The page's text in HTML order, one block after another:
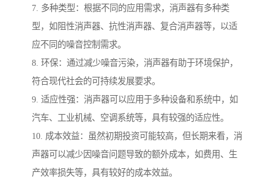
7. 多种类型：根据不同的应用需求，消声器有多种类
型，如阻性消声器、抗性消声器、复合消声器等，以适
应不同的噪音控制需求。
8. 环保：通过减少噪音污染，消声器有助于环境保护，
符合现代社会的可持续发展要求。
9. 适应性强：消声器可以应用于多种设备和系统中，如
汽车、工业机械、空调系统等，具有较强的适应性。
10. 成本效益：虽然初期投资可能较高，但长期来看，消
声器可以减少因噪音问题导致的额外成本，如费用、生
产效率损失等，具有较好的成本效益。